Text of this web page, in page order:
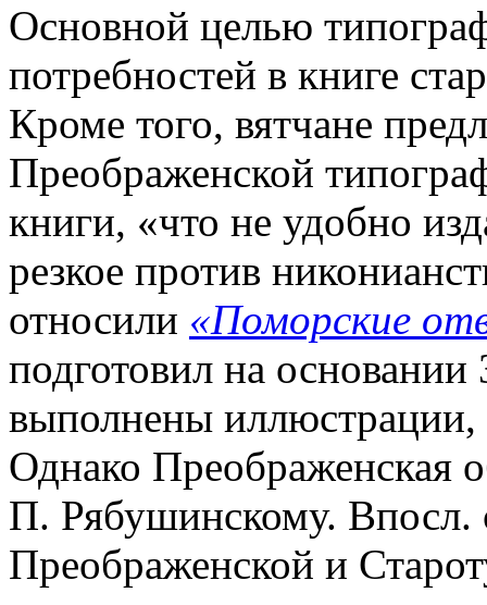
Основной целью
потребностей в книге
Кроме того, вятчане
Преображенской
книги, «что не удобно
резкое против
относили «Поморские
подготовил на
выполнены иллюстрации,
Однако Преображенская
П. Рябушинскому. Впосл.
Преображенской и